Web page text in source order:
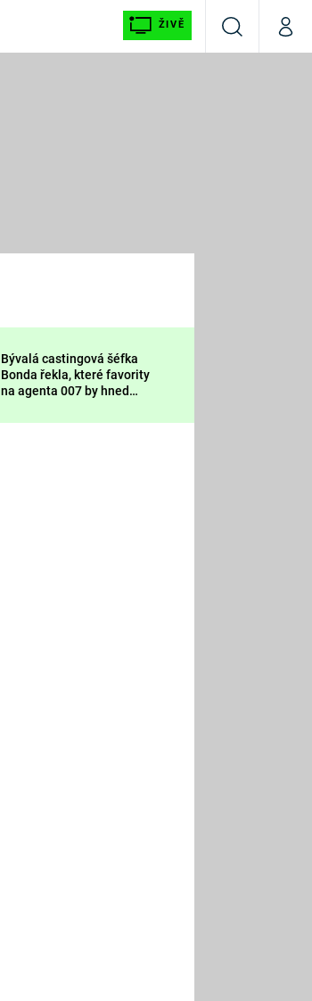
ŽIVĚ
VyhledáváníMůj
Prima LAJK
Sledujte nás
Bývalá castingová šéfka
Bonda řekla, které favority
na agenta 007 by hned